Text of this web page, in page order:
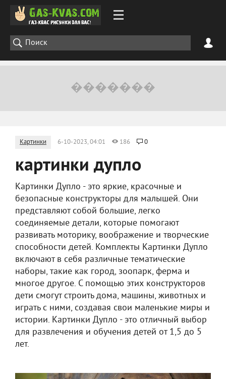
Картинки 6-10-2023, 04:01 186 0
картинки дупло
Картинки Дупло - это яркие, красочные и
безопасные конструкторы для малышей. Они
представляют собой большие, легко
соединяемые детали, которые помогают
развивать моторику, воображение и творческие
способности детей. Комплекты Картинки Дупло
включают в себя различные тематические
наборы, такие как город, зоопарк, ферма и
многое другое. С помощью этих конструкторов
дети смогут строить дома, машины, животных и
играть с ними, создавая свои маленькие миры и
истории. Картинки Дупло - это отличный выбор
для развлечения и обучения детей от 1,5 до 5
лет.